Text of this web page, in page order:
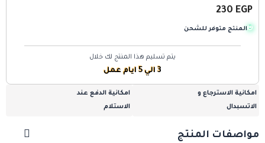
230 EGP
المنتج متوفر للشحن
يتم تسليم هذا المنتج لك خلال
3 الي 5 ايام عمل
امكانية الاسترجاع و
الاتسبدال
امكانية الدفع عند
الاستلام
مواصفات المنتج